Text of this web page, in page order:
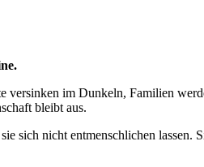
versinken im Dunkeln, Familien
bleibt aus.
sich nicht entmenschlichen lassen.